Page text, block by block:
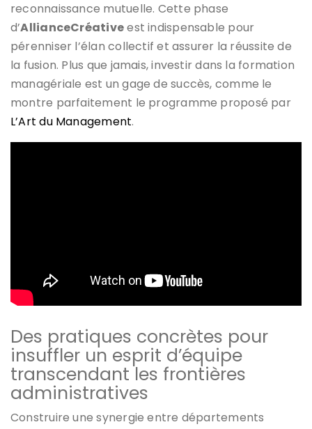
reconnaissance mutuelle. Cette phase
d’AllianceCréativeest indispensable pour
pérenniser l’élan collectif et assurer la réussite de
la fusion. Plus que jamais, investir dans la formation
managériale est un gage de succès, comme le
montre parfaitement le programme proposé par
L’Art du Management.
Des pratiques concrètes pour
insuffler un esprit d’équipe
transcendant les frontières
administratives
Construire une synergie entre départements